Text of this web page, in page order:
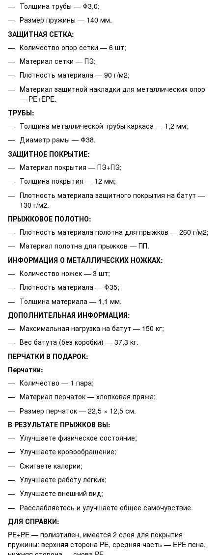
Толщина трубы — Φ3,0;
Размер пружины — 140 мм.
ЗАЩИТНАЯ СЕТКА:
Количество опор сетки — 6 шт;
Материал сетки — ПЭ;
Плотность материала — 90 г/м2;
Материал защитной накладки для металлических опор
— PE+EPE.
ТРУБЫ:
Толщина металлической трубы каркаса — 1,2 мм;
Диаметр рамы — Φ38.
ЗАЩИТНОЕ ПОКРЫТИЕ:
Материал покрытия — ПЭ+ПЭ;
Толщина покрытия — 12 мм;
Плотность материала защитного покрытия на батут —
130 г/м2.
ПРЫЖКОВОЕ ПОЛОТНО:
Плотность материала полотна для прыжков — 260 г/м2;
Материал полотна для прыжков — ПП.
ИНФОРМАЦИЯ О МЕТАЛЛИЧЕСКИХ НОЖКАХ:
Количество ножек — 3 шт;
Плотность материала — Φ35;
Толщина материала — 1,1 мм.
ДОПОЛНИТЕЛЬНАЯ ИНФОРМАЦИЯ:
Максимальная нагрузка на батут — 150 кг;
Вес батута (без коробки) — 37,3 кг.
ПЕРЧАТКИ В ПОДАРОК:
Перчатки:
Количество — 1 пара;
Материал перчаток — хлопковая пряжа;
Размер перчаток — 22,5 × 12,5 см.
В РЕЗУЛЬТАТЕ ПРЫЖКОВ ВЫ:
Улучшаете физическое состояние;
Улучшаете кровообращение;
Сжигаете калории;
Улучшаете работу лёгких;
Улучшаете внешний вид;
Расслабляетесь и улучшаете общее самочувствие.
ДЛЯ СПРАВКИ:
PE+PE — полиэтилен, имеется 2 слоя для покрытия
пружины: верхняя сторона PE, средняя часть — EPE пена,